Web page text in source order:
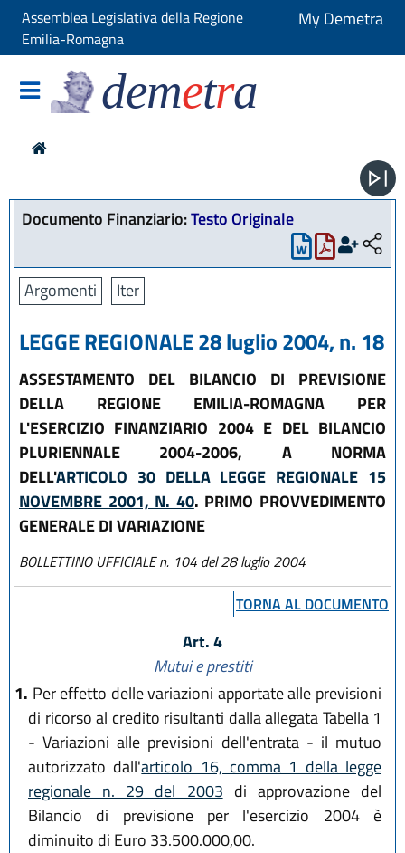
Assemblea Legislativa della Regione
Emilia-Romagna
My Demetra
demetra
Documento Finanziario:Testo Originale
Argomenti Iter
LEGGE REGIONALE 28 luglio 2004, n. 18
ASSESTAMENTO DEL BILANCIO DI PREVISIONE
DELLA REGIONE EMILIA-ROMAGNA PER
L'ESERCIZIO FINANZIARIO 2004 E DEL BILANCIO
PLURIENNALE 2004-2006, A NORMA
DELL'ARTICOLO 30 DELLA LEGGE REGIONALE 15
NOVEMBRE 2001, N. 40. PRIMO PROVVEDIMENTO
GENERALE DI VARIAZIONE
BOLLETTINO UFFICIALE n. 104 del 28 luglio 2004
TORNA AL DOCUMENTO
Art. 4
Mutui e prestiti
1. Per effetto delle variazioni apportate alle previsioni
di ricorso al credito risultanti dalla allegata Tabella 1
- Variazioni alle previsioni dell'entrata - il mutuo
autorizzato dall'articolo 16, comma 1 della legge
regionale n. 29 del 2003 di approvazione del
Bilancio di previsione per l'esercizio 2004 è
diminuito di Euro 33.500.000,00.